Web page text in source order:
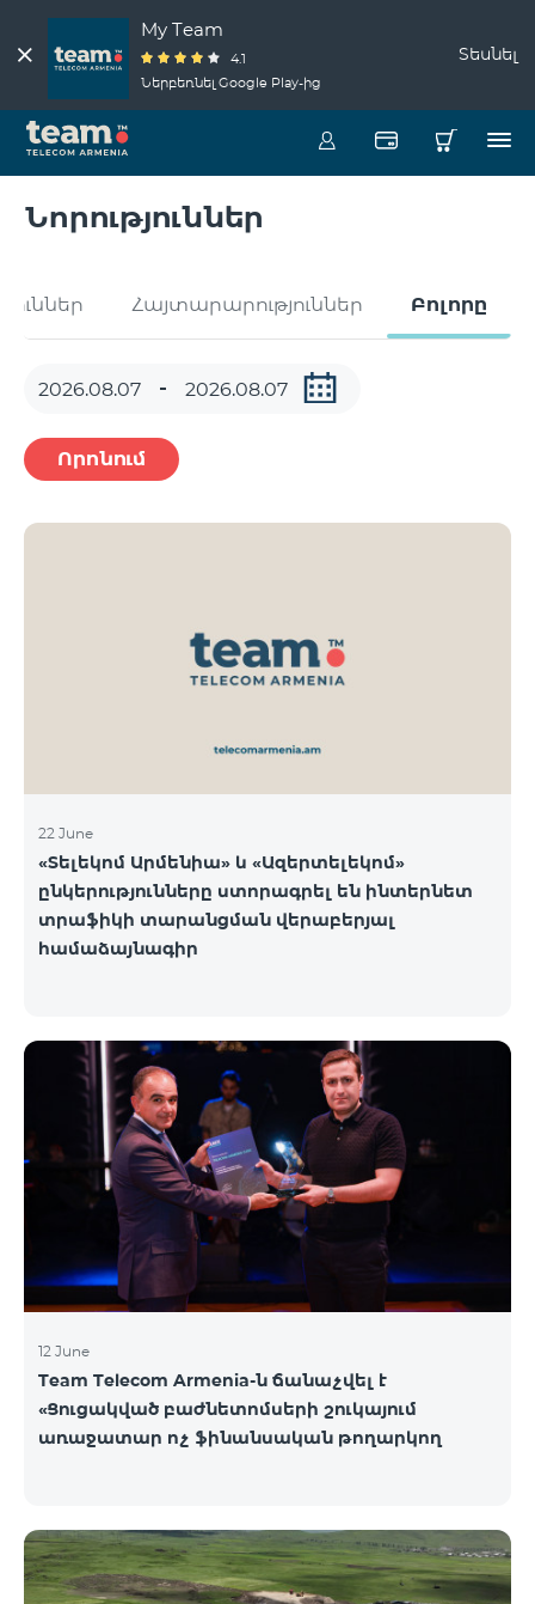
My Team
4.1
Ներբեռնել Google Play-ից
Տեսնել
Նորություններ
Հայտարարություններ Բոլորը
Որոնում
22 June
«Տելեկոմ Արմենիա» և «Ազերտելեկոմ»
ընկերությունները ստորագրել են ինտերնետ
տրաֆիկի տարանցման վերաբերյալ
համաձայնագիր
12 June
Team Telecom Armenia-ն ճանաչվել է
«Ցուցակված բաժնետոմսերի շուկայում
առաջատար ոչ ֆինանսական թողարկող